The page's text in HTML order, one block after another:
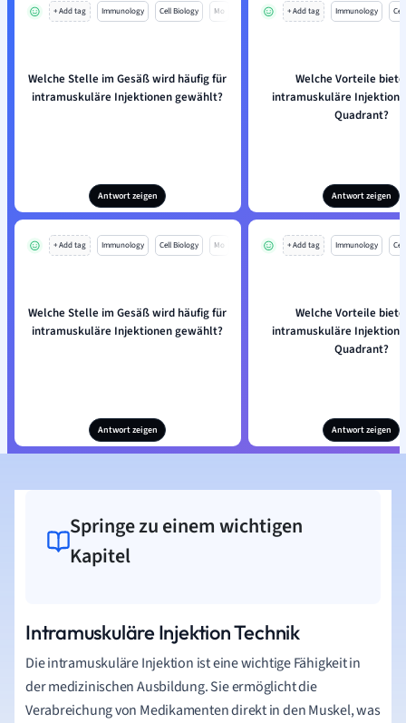
+ Add tag Immunology Cell Biology Mo
Welche Stelle im Gesäß wird häufig für
intramuskuläre Injektionen gewählt?
Antwort zeigen
+ Add tag Immunology
Welche Vorteile
intramuskuläre Injektion
Quadrant?
Antwort zeigen
+ Add tag Immunology Cell Biology Mo
Welche Stelle im Gesäß wird häufig für
intramuskuläre Injektionen gewählt?
Antwort zeigen
+ Add tag Immunology
Welche Vorteile
intramuskuläre Injektion
Quadrant?
Antwort zeigen
Springe zu einem wichtigen
Kapitel
Intramuskuläre Injektion Technik
Die intramuskuläre Injektion ist eine wichtige Fähigkeit in
der medizinischen Ausbildung. Sie ermöglicht die
Verabreichung von Medikamenten direkt in den Muskel, was